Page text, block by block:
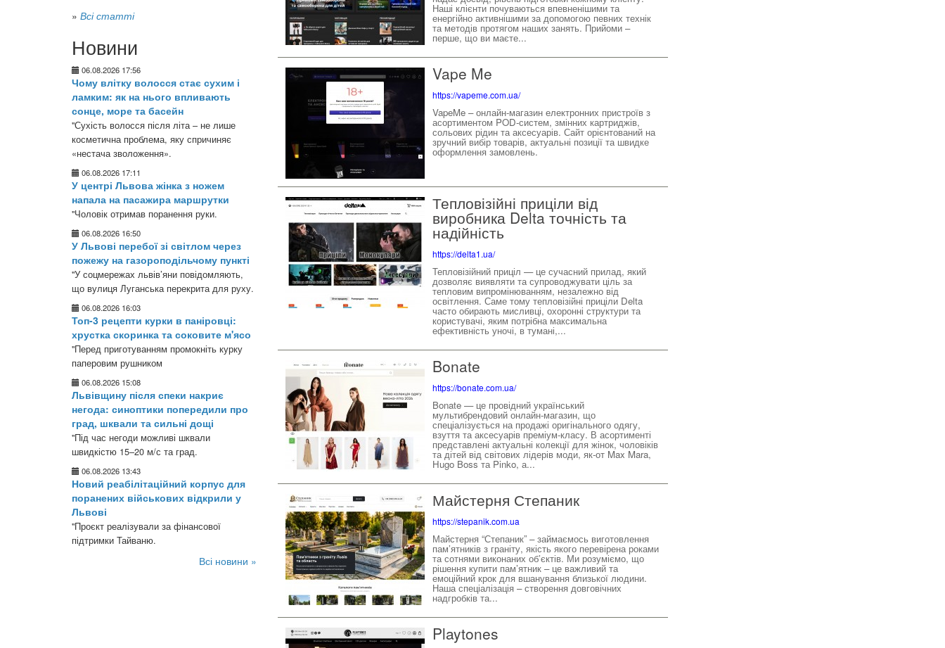
» Всі статті
Новини
06.08.2026 17:56
Чому влітку волосся стає сухим і
ламким: як на нього впливають
сонце, море та басейн
"Сухість волосся після літа – не лише
косметична проблема, яку спричиняє
«нестача зволоження».
06.08.2026 17:11
У центрі Львова жінка з ножем
напала на пасажира маршрутки
"Чоловік отримав поранення руки.
06.08.2026 16:50
У Львові перебої зі світлом через
пожежу на газороподільчому пункті
"У соцмережах львів’яни повідомляють,
що вулиця Луганська перекрита для руху.
06.08.2026 16:03
Топ-3 рецепти курки в паніровці:
хрустка скоринка та соковите м'ясо
"Перед приготуванням промокніть курку
паперовим рушником
06.08.2026 15:08
Львівщину після спеки накриє
негода: синоптики попередили про
град, шквали та сильні дощі
"Під час негоди можливі шквали
швидкістю 15–20 м/с та град.
06.08.2026 13:43
Новий реабілітаційний корпус для
поранених військових відкрили у
Львові
"Проєкт реалізували за фінансової
підтримки Тайваню.
Всі новини »
Наші клієнти почуваються впевненішими та
енергійно активнішими за допомогою певних технік
та методів протягом наших занять. Прийоми –
перше, що ви маєте...
Vape Me
https://vapeme.com.ua/
VapeMe – онлайн-магазин електронних пристроїв з
асортиментом POD-систем, змінних картриджів,
сольових рідин та аксесуарів. Сайт орієнтований на
зручний вибір товарів, актуальні позиції та швидке
оформлення замовлень.
Тепловізійні приціли від
виробника Delta точність та
надійність
https://delta1.ua/
Тепловізійний приціл — це сучасний прилад, який
дозволяє виявляти та супроводжувати ціль за
тепловим випромінюванням, незалежно від
освітлення. Саме тому тепловізійні приціли Delta
часто обирають мисливці, охоронні структури та
користувачі, яким потрібна максимальна
ефективність уночі, в тумані,...
Bonate
https://bonate.com.ua/
Bonate — це провідний український
мультибрендовий онлайн-магазин, що
спеціалізується на продажі оригінального одягу,
взуття та аксесуарів преміум-класу. В асортименті
представлені актуальні колекції для жінок, чоловіків
та дітей від світових лідерів моди, як-от Max Mara,
Hugo Boss та Pinko, а...
Майстерня Степаник
https://stepanik.com.ua
Майстерня “Степаник” – займаємось виготовлення
пам’ятників з граніту, якість якого перевірена роками
та сотнями виконаних об’єктів. Ми розуміємо, що
рішення купити пам’ятник – це важливий та
емоційний крок для вшанування близької людини.
Наша спеціалізація – створення довговічних
надгробків та...
Playtones